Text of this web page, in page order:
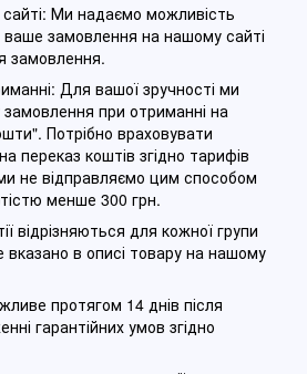
Ми надаємо можливість
замовлення на нашому сайті
замовлення.
Для вашої зручності ми
при отриманні на
Потрібно враховувати
переказ коштів згідно тарифів
не відправляємо цим способом
менше 300 грн.
відрізняються для кожної групи
вказано в описі товару на нашому
протягом 14 днів після
гарантійних умов згідно